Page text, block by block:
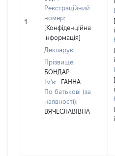
1
Реєстраційний
номер:
[Конфіденційна
інформація]
Декларує:
Прізвище:
БОНДАР
Ім'я:
ГАННА
По батькові (за
наявності):
ВЯЧЕСЛАВІВНА